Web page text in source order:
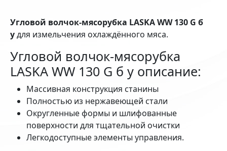
Угловой волчок-мясорубка LASKA WW 130 G б
удля измельчения охлаждённого мяса.
Угловой волчок-мясорубка
LASKA WW 130 G б у описание:
Массивная конструкция станины
Полностью из нержавеющей стали
Округленные формы и шлифованные
поверхности для тщательной очистки
Легкодоступные элементы управления.